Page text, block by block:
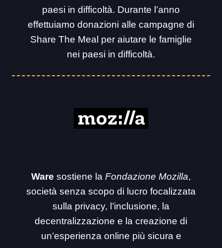
paesi in difficoltà. Durante l’anno
effettuiamo donazioni alle campagne di
Share The Meal per aiutare le famiglie
nei paesi in difficoltà.
Ware sostiene la Fondazione Mozilla,
società senza scopo di lucro focalizzata
sulla privacy, l’inclusione, la
decentralizzazione e la creazione di
un’esperienza online più sicura e